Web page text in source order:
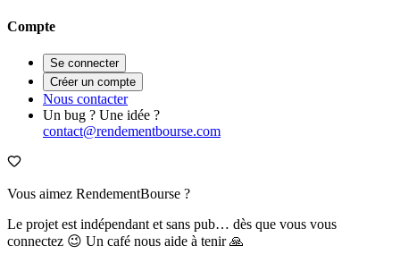
Compte
Se connecter
Créer un compte
Nous contacter
Un bug ? Une idée ?
contact@rendementbourse.com
Vous aimez RendementBourse ?
Le projet est indépendant et sans pub… dès que vous vous
connectez 😉 Un café nous aide à tenir 🙏